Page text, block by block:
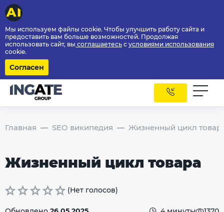
Мы используем файлы cookie. Чтобы улучшить работу сайта и
предоставить вам больше возможностей. Продолжая
использовать сайт, вы соглашаетесь с условиями использования
cookie.
Согласен
Главная SEO википедия Жизненный цикл
Жизненный цикл товара
(Нет голосов)